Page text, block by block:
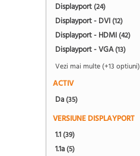
Displayport (24)
Displayport - DVI (12)
Displayport - HDMI (42)
Displayport - VGA(13)
Vezi mai multe (+13 optiuni)
ACTIV
Da (35)
VERSIUNE DISPLAYPORT
1.1 (39)
1.1a (5)